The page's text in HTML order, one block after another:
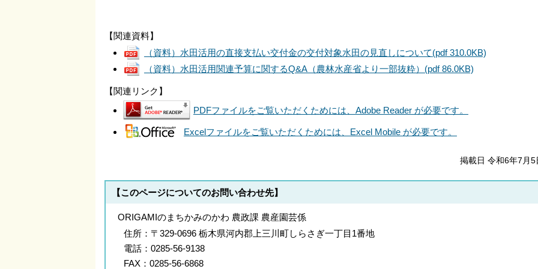
【関連資料】
（資料）水田活用の直接支払い交付金の交付対象水田の見直しについて(pdf 310.0KB)
（資料）水田活用関連予算に関するQ&A（農林水産省より一部抜粋） (pdf 86.0KB)
【関連リンク】
PDFファイルをご覧いただくためには、Adobe Reader が必要です。
Excelファイルをご覧いただくためには、Excel Mobile が必要です。
掲載日 令和6年7月5
【このページについてのお問い合わせ先】
ORIGAMIのまちかみのかわ 農政課 農産園芸係
住所： 〒329-0696 栃木県河内郡上三川町しらさぎ一丁目1番地
電話： 0285-56-9138
FAX： 0285-56-6868